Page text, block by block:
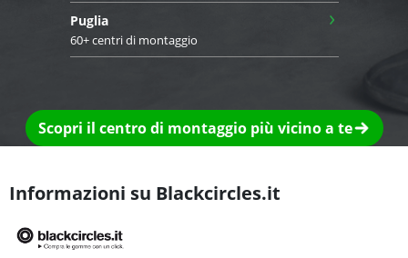
Puglia
60+ centri di montaggio
›
Scopri il centro di montaggio più vicino a te
Informazioni su Blackcircles.it